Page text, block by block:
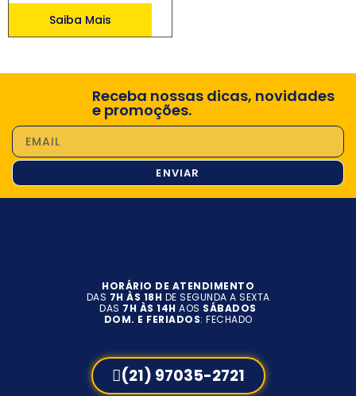
Saiba Mais
Receba nossas dicas, novidades
e promoções.
ENVIAR
HORÁRIO DE ATENDIMENTO
DAS 7H ÀS 18H DE SEGUNDA A SEXTA
DAS 7H ÀS 14H AOS SÁBADOS
DOM. E FERIADOS: FECHADO
(21) 97035-2721